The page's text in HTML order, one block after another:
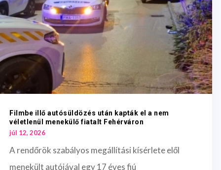
Filmbe illő autósüldözés után kapták el a nem
véletlenül menekülő fiatalt Fehérváron
júl 12, 2026
A rendőrök szabályos megállítási kísérlete elől
menekült autójával egy 17 éves fiú